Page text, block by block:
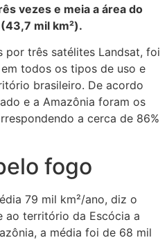
vezes e meia a área do
mil km²).
por três satélites Landsat, foi
todos os tipos de uso e
brasileiro. De acordo
e a Amazônia foram os
a cerca de 86%
fogo
79 mil km²/ano, diz o
ao território da Escócia a
a média foi de 68 mil